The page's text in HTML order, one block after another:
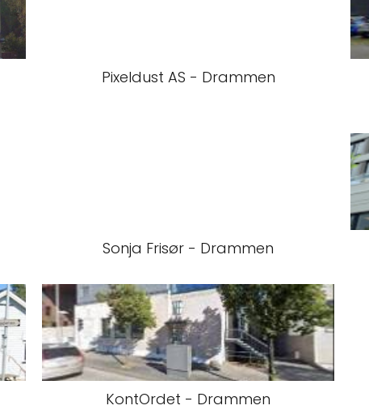
Pixeldust AS - Drammen
Sonja Frisør - Drammen
KontOrdet - Drammen